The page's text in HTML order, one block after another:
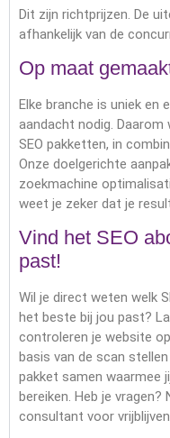
Dit zijn richtprijzen. De
afhankelijk van de
Op maat
Elke branche is uniek en
aandacht nodig.
SEO pakketten, in
Onze doelgerichte
zoekmachine
weet je zeker dat je
Vind het SEO
past!
Wil je direct weten welk
het beste bij jou past?
controleren je website
basis van de scan
pakket samen waarmee
bereiken. Heb je
consultant voor